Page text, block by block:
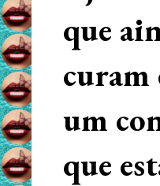
que
curam
um
que